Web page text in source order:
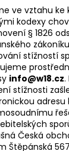
ve vztahu
kodexy
§ 1826
stížností
info@w18.cz.
stížnosti
adresu
Česká
Štěpánská